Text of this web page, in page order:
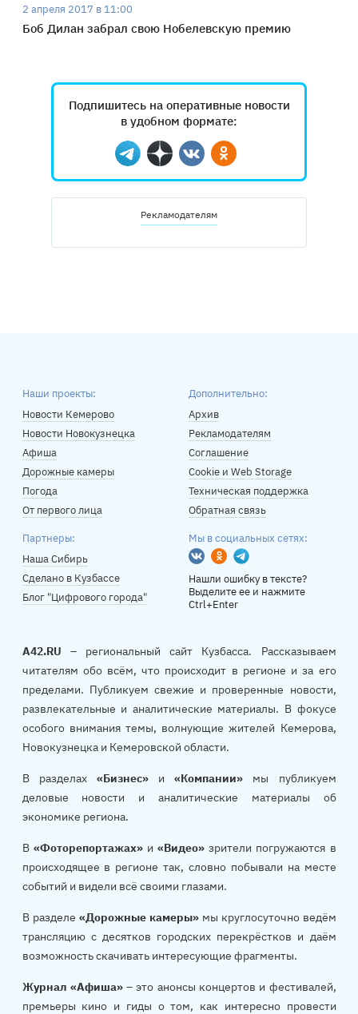
2 апреля 2017 в 11:00
Боб Дилан забрал свою Нобелевскую премию
Подпишитесь на оперативные новости
в удобном формате:
Telegram
ДзенВконтактеОдноклассники
Рекламодателям
Наши проекты:
Новости Кемерово
Новости Новокузнецка
Афиша
Дорожные камеры
Погода
От первого лица
Дополнительно:
Архив
Рекламодателям
Соглашение
Cookie и Web Storage
Техническая поддержка
Обратная связь
Партнеры:
Наша Сибирь
Сделано в Кузбассе
Блог "Цифрового города"
Мы в социальных сетях:
Вконтакте
Одноклассники
Telegram
Нашли ошибку в тексте?
Выделите ее и нажмите
Ctrl+Enter
A42.RU – региональный сайт Кузбасса. Рассказываем
читателям обо всём, что происходит в регионе и за его
пределами. Публикуем свежие и проверенные новости,
развлекательные и аналитические материалы. В фокусе
особого внимания темы, волнующие жителей Кемерова,
Новокузнецка и Кемеровской области.
В разделах «Бизнес»и«Компании» мы публикуем
деловые новости и аналитические материалы об
экономике региона.
В «Фоторепортажах»и«Видео» зрители погружаются в
происходящее в регионе так, словно побывали на месте
событий и видели всё своими глазами.
В разделе «Дорожные камеры»мы круглосуточно ведём
трансляцию с десятков городских перекрёстков и даём
возможность скачивать интересующие фрагменты.
Журнал «Афиша»– это анонсы концертов и фестивалей,
премьеры кино и гиды о том, как интересно провести